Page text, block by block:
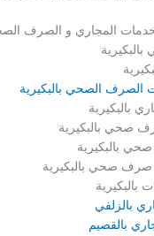
المجاري و الصرف
الصرف الصحي بالبكيرية
بالبكيرية
صحي بالبكيرية
بالبكيرية
صحي بالبكيرية
بالزلفي
بالقصيم